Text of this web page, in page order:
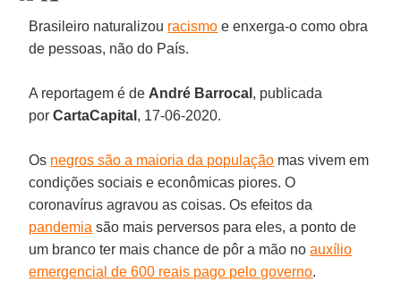
Brasileiro naturalizou racismo e enxerga-o como obra
de pessoas, não do País.
A reportagem é de André Barrocal , publicada
porCartaCapital , 17-06-2020.
Os negros são a maioria da população mas vivem em
condições sociais e econômicas piores. O
coronavírus agravou as coisas. Os efeitos da
pandemia são mais perversos para eles, a ponto de
um branco ter mais chance de pôr a mão noauxílio
emergencial de 600 reais pago pelo governo.